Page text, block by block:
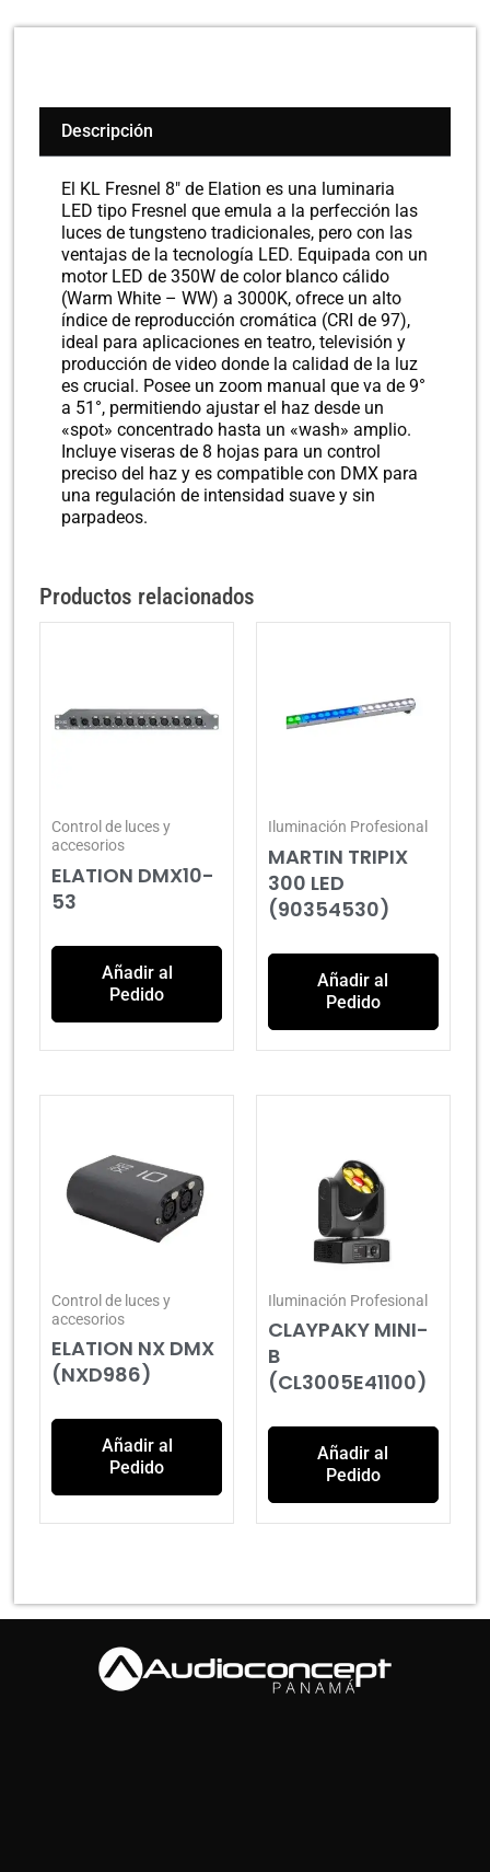
Descripción
El KL Fresnel 8″ de Elation es una luminaria
LED tipo Fresnel que emula a la perfección las
luces de tungsteno tradicionales, pero con las
ventajas de la tecnología LED. Equipada con un
motor LED de 350W de color blanco cálido
(Warm White – WW) a 3000K, ofrece un alto
índice de reproducción cromática (CRI de 97),
ideal para aplicaciones en teatro, televisión y
producción de video donde la calidad de la luz
es crucial. Posee un zoom manual que va de 9°
a 51°, permitiendo ajustar el haz desde un
«spot» concentrado hasta un «wash» amplio.
Incluye viseras de 8 hojas para un control
preciso del haz y es compatible con DMX para
una regulación de intensidad suave y sin
parpadeos.
Productos relacionados
Control de luces y
accesorios
ELATION DMX10-
53
Añadir al
Pedido
Iluminación Profesional
MARTIN TRIPIX
300 LED
(90354530)
Añadir al
Pedido
Control de luces y
accesorios
ELATION NX DMX
(NXD986)
Añadir al
Pedido
Iluminación Profesional
CLAYPAKY MINI-
B
(CL3005E41100)
Añadir al
Pedido